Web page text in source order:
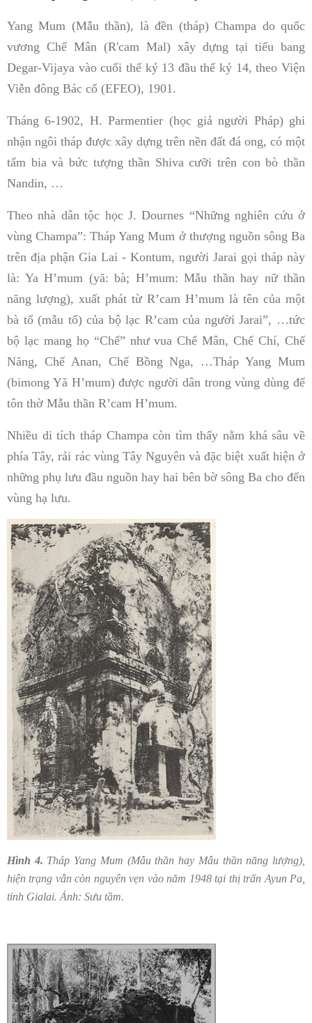
Yang Mum (Mẫu thần), là đền (tháp) Champa do quốc
vương Chế Mân (R'cam Mal) xây dựng tại tiểu bang
Degar-Vijaya vào cuối thế kỷ 13 đầu thế kỷ 14, theo Viện
Viễn đông Bác cổ (EFEO), 1901.
Tháng 6-1902, H. Parmentier (học giả người Pháp) ghi
nhận ngôi tháp được xây dựng trên nền đất đá ong, có một
tấm bia và bức tượng thần Shiva cưỡi trên con bò thần
Nandin, …
Theo nhà dân tộc học J. Dournes “Những nghiên cứu ở
vùng Champa”: Tháp Yang Mum ở thượng nguồn sông Ba
trên địa phận Gia Lai - Kontum, người Jarai gọi tháp này
là: Ya H’mum (yă: bà; H’mum: Mẫu thần hay nữ thần
năng lượng), xuất phát từ R’cam H’mum là tên của một
bà tổ (mẫu tổ) của bộ lạc R’cam của người Jarai”, …tức
bộ lạc mang họ “Chế” như vua Chế Mân, Chế Chí, Chế
Năng, Chế Anan, Chế Bồng Nga, …Tháp Yang Mum
(bimong Yă H’mum) được người dân trong vùng dùng để
tôn thờ Mẫu thần R’cam H’mum.
Nhiều di tích tháp Champa còn tìm thấy nằm khá sâu về
phía Tây, rải rác vùng Tây Nguyên và đặc biệt xuất hiện ở
những phụ lưu đầu nguồn hay hai bên bờ sông Ba cho đến
vùng hạ lưu.
Hình 4. Tháp Yang Mum (Mẫu thần hay Mẫu thần năng lượng),
hiện trạng vẫn còn nguyên vẹn vào năm 1948 tại thị trấn Ayun Pa,
tỉnh Gialai. Ảnh: Sưu tầm.